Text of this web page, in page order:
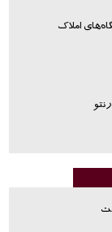
املاک